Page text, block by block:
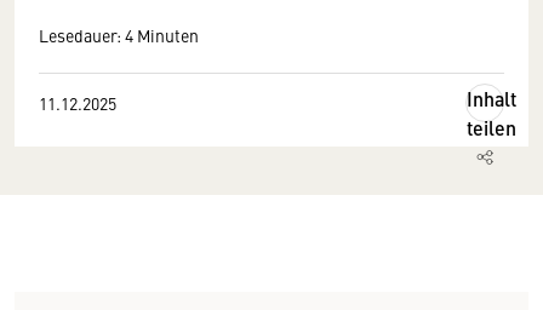
Lesedauer: 4 Minuten
11.12.2025
Inhalt
teilen